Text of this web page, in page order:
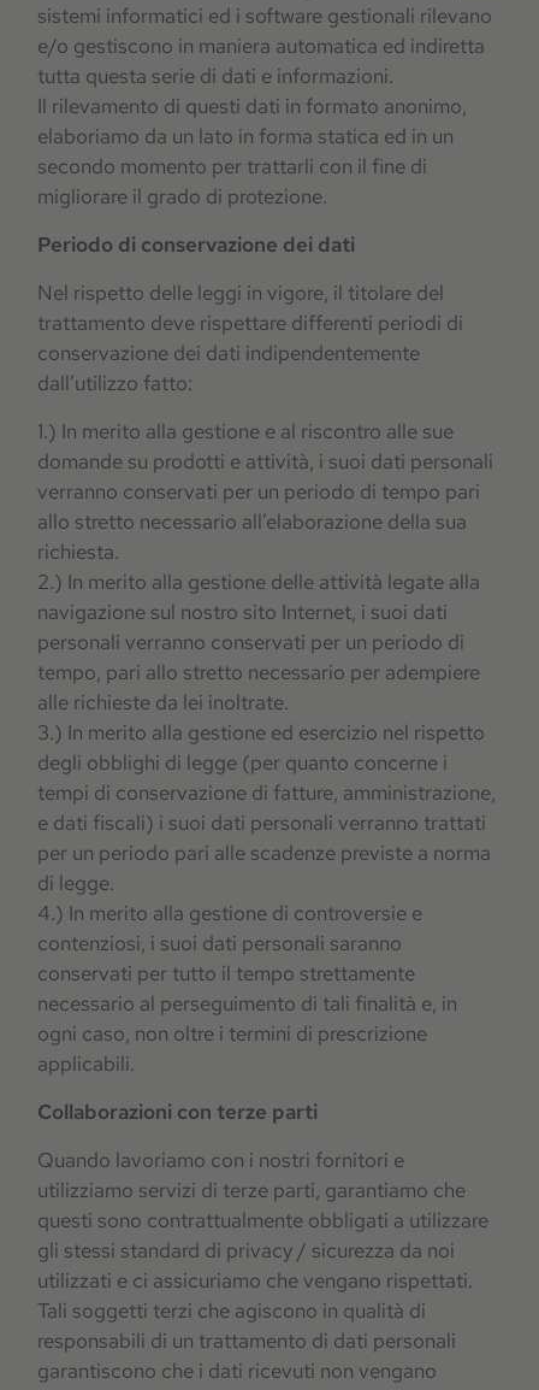
sistemi informatici ed i software gestionali rilevano
e/o gestiscono in maniera automatica ed indiretta
tutta questa serie di dati e informazioni.
Il rilevamento di questi dati in formato anonimo,
elaboriamo da un lato in forma statica ed in un
secondo momento per trattarli con il fine di
migliorare il grado di protezione.
Periodo di conservazione dei dati
Nel rispetto delle leggi in vigore, il titolare del
trattamento deve rispettare differenti periodi di
conservazione dei dati indipendentemente
dall’utilizzo fatto:
1.) In merito alla gestione e al riscontro alle sue
domande su prodotti e attività, i suoi dati personali
verranno conservati per un periodo di tempo pari
allo stretto necessario all’elaborazione della sua
richiesta.
2.) In merito alla gestione delle attività legate alla
navigazione sul nostro sito Internet, i suoi dati
personali verranno conservati per un periodo di
tempo, pari allo stretto necessario per adempiere
alle richieste da lei inoltrate.
3.) In merito alla gestione ed esercizio nel rispetto
degli obblighi di legge (per quanto concerne i
tempi di conservazione di fatture, amministrazione,
e dati fiscali) i suoi dati personali verranno trattati
per un periodo pari alle scadenze previste a norma
di legge.
4.) In merito alla gestione di controversie e
contenziosi, i suoi dati personali saranno
conservati per tutto il tempo strettamente
necessario al perseguimento di tali finalità e, in
ogni caso, non oltre i termini di prescrizione
applicabili.
Collaborazioni con terze parti
Quando lavoriamo con i nostri fornitori e
utilizziamo servizi di terze parti, garantiamo che
questi sono contrattualmente obbligati a utilizzare
gli stessi standard di privacy / sicurezza da noi
utilizzati e ci assicuriamo che vengano rispettati.
Tali soggetti terzi che agiscono in qualità di
responsabili di un trattamento di dati personali
garantiscono che i dati ricevuti non vengano